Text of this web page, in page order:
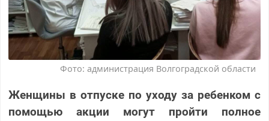
Фото: администрация Волгоградской области
Женщины в отпуске по уходу за ребенком с
помощью акции могут пройти полное